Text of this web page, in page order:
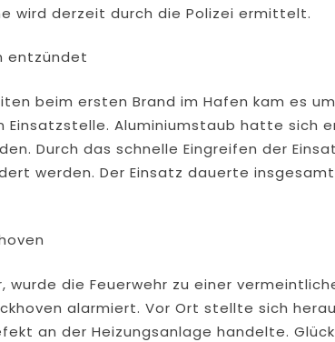
wird derzeit durch die Polizei ermittelt.
entzündet
beim ersten Brand im Hafen kam es um
Einsatzstelle. Aluminiumstaub hatte sich
Durch das schnelle Eingreifen der
werden. Der Einsatz dauerte
wurde die Feuerwehr zu einer
alarmiert. Vor Ort stellte sich
an der Heizungsanlage handelte.